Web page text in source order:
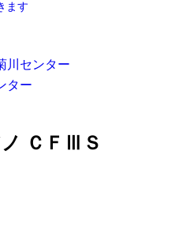
ます
川センター
ター
ＣＦⅢＳ